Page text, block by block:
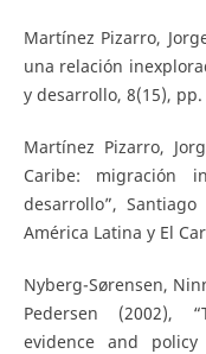
Martínez Pizarro,
una relación
y desarrollo, 8(15), pp.
Martínez Pizarro,
Caribe: migración
desarrollo”,
América Latina y El
Nyberg-Sørensen,
Pedersen (2002),
evidence and policy